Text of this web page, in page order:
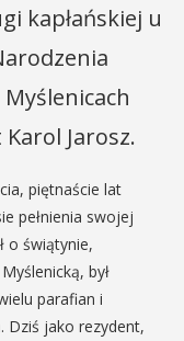
kapłańskiej u
Karol Jarosz.
piętnaście lat
pełnienia swojej
o świątynie,
był
parafian i
Dziś jako rezydent,